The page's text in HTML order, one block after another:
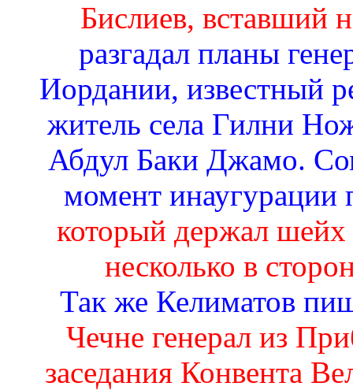
Бислиев, вставший
разгадал планы
Иордании, известный
житель села Гилни
Абдул Баки Джамо.
момент инаугурации
который держал шейх
несколько в
Так же Келиматов
Чечне генерал из
заседания Конвента